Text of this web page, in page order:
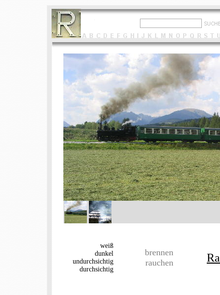
weiß
dunkel
undurchsichtig
durchsichtig
brennen
rauchen